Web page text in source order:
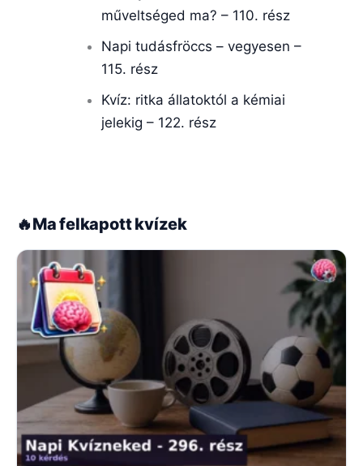
műveltséged ma? – 110. rész
Napi tudásfröccs – vegyesen –
115. rész
Kvíz: ritka állatoktól a kémiai
jelekig – 122. rész
🔥Ma felkapott kvízek